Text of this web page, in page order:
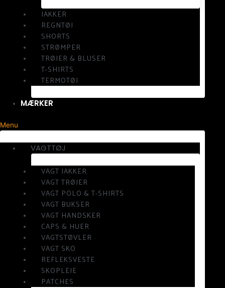
JAKKER
REGNTØJ
SHORTS
STRØMPER
TRØJER & BLUSER
T-SHIRTS
TERMOTØJ
MÆRKER
Menu
VAGTTØJ
VAGT JAKKER
VAGT TRØJER
VAGT POLO & T-SHIRTS
VAGT BUKSER
VAGT HANDSKER
CAPS & HUER
VAGTSTØVLER
VAGT SKO
REFLEKSVESTE
SKOPLEJE
PATCHES